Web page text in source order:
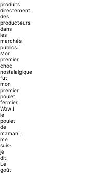
produits
directement
des
producteurs
dans
les
marchés
publics.
Mon
premier
choc
nostalalgique
fut
mon
premier
poulet
fermier.
Wow !
le
poulet
de
maman!,
me
suis-
je
dit.
Le
goût